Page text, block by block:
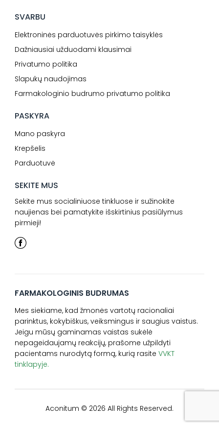
SVARBU
Elektroninės parduotuvės pirkimo taisyklės
Dažniausiai užduodami klausimai
Privatumo politika
Slapukų naudojimas
Farmakologinio budrumo privatumo politika
PASKYRA
Mano paskyra
Krepšelis
Parduotuvė
SEKITE MUS
Sekite mus socialiniuose tinkluose ir sužinokite
naujienas bei pamatykite išskirtinius pasiūlymus
pirmieji!
FARMAKOLOGINIS BUDRUMAS
Mes siekiame, kad žmonės vartotų racionaliai
parinktus, kokybiškus, veiksmingus ir saugius vaistus.
Jeigu mūsų gaminamas vaistas sukėlė
nepageidaujamų reakcijų, prašome užpildyti
pacientams nurodytą formą, kurią rasite VVKT
tinklapyje.
Aconitum © 2026 All Rights Reserved.